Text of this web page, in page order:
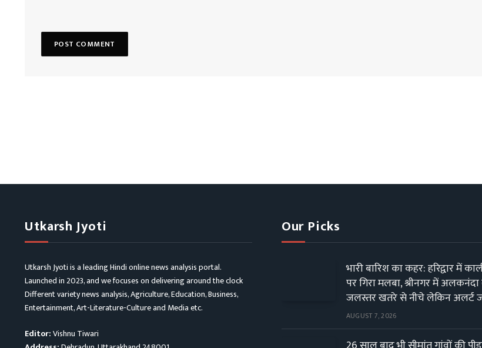
Utkarsh Jyoti
Utkarsh Jyoti is a leading Hindi online news analysis portal.
Launched in 2023, and we focuses on delivering around the clock
Different variety news analysis, Agriculture, Education, Business,
Entertainment, Art-Literature-Culture and Media etc.
Editor:Vishnu Tiwari
Our Picks
भारी बारिश का कहर: हरिद्वार में
पर गिरा मलबा, श्रीनगर में
जलस्तर खतरे से नीचे लेकिन अलर्ट
AUGUST 7, 2026